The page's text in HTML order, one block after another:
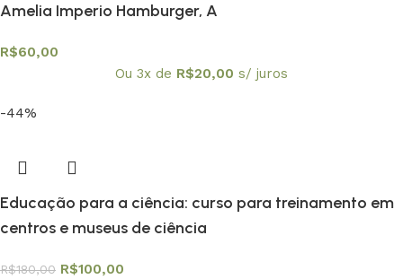
Amelia Imperio Hamburger, A
R$60,00
Ou 3x de R$20,00 s/ juros
-44%
Educação para a ciência: curso para treinamento em
centros e museus de ciência
R$180,00 R$100,00